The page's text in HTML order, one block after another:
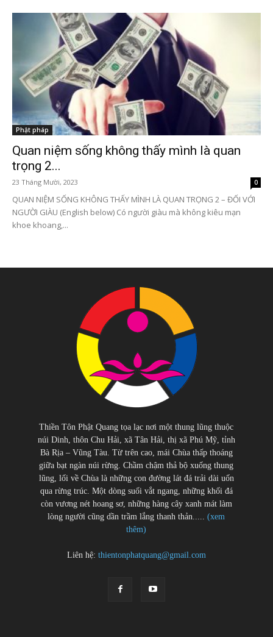
Phật pháp
Quan niệm sống không thấy mình là quan
trọng 2...
23 Tháng Mười, 2023 0
QUAN NIỆM SỐNG KHÔNG THẤY MÌNH LÀ QUAN TRỌNG 2 – ĐỐI VỚI
NGƯỜI GIÀU (English below) Có người giàu mà không kiêu mạn
khoe khoang,...
Thiền Tôn Phật Quang tọa lạc nơi một thung lũng thuộc
núi Dinh, thôn Chu Hải, xã Tân Hải, thị xã Phú Mỹ, tỉnh
Bà Rịa – Vũng Tàu. Từ trên cao, mái Chùa thấp thoáng
giữa bạt ngàn núi rừng. Chầm chậm thả bộ xuống thung
lũng, lối về Chùa là những con đường lát đá trải dài uốn
qua rừng trúc. Một dòng suối vắt ngang, những khối đá
còn vương nét hoang sơ, những hàng cây xanh mát làm
lòng người cũng dần trầm lắng thanh thản.....(xem
thêm)
Liên hệ: thientonphatquang@gmail.com